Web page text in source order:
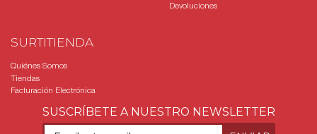
SUSCRÍBETE A NUESTRO NEWSLETTER
Devoluciones
SURTITIENDA
Quiénes Somos
Tiendas
Facturación Electrónica